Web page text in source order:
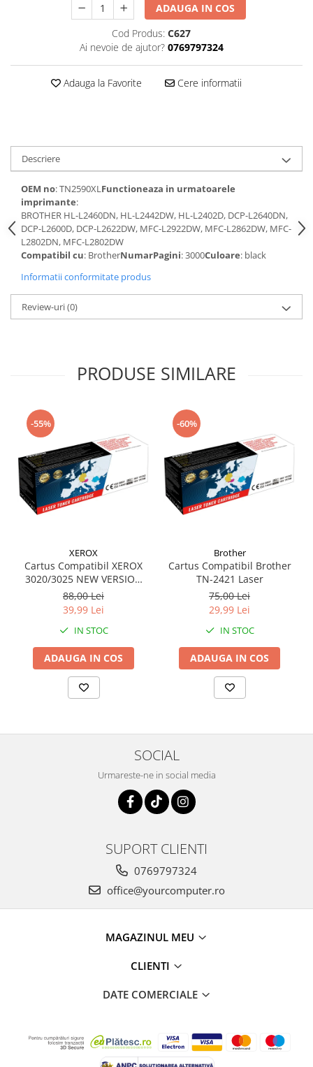
Placi de sunet
Rack Hard-disk
Alimentatoare Laptopuri
Componente Laptop
Laptop / Notebook NOI
Docking Station / Hub-uri
Docking Station
Hub-uri
Imprimante si multifunctionale
Cartuse Imprimante & Copiatoare
Monitoare
Retelistica
Adaptoare wireless
Clesti si patenti
Placi de retea
Supraveghere video
ADAUGA IN COS
Cod Produs: C627
Ai nevoie de ajutor? 0769797324
Adauga la Favorite Cere informatii
Descriere
OEM no: TN2590XL Functioneaza in urmatoarele
imprimante:
BROTHER HL-L2460DN, HL-L2442DW, HL-L2402D, DCP-L2640DN,
DCP-L2600D, DCP-L2622DW, MFC-L2922DW, MFC-L2862DW, MFC-
L2802DN, MFC-L2802DW
Compatibil cu: BrotherNumarPagini: 3000Culoare: black
Informatii conformitate produs
Review-uri(0)
PRODUSE SIMILARE
-55%
XEROX
Cartus Compatibil XEROX
3020/3025 NEW VERSION
(1500 pag)
88,00 Lei
39,99 Lei
IN STOC
ADAUGA IN COS
-60%
Brother
Cartus Compatibil Brother
TN-2421 Laser
75,00 Lei
29,99 Lei
IN STOC
ADAUGA IN COS
SOCIAL
Urmareste-ne in social media
SUPORT CLIENTI
0769797324
office@yourcomputer.ro
MAGAZINUL MEU
CLIENTI
DATE COMERCIALE